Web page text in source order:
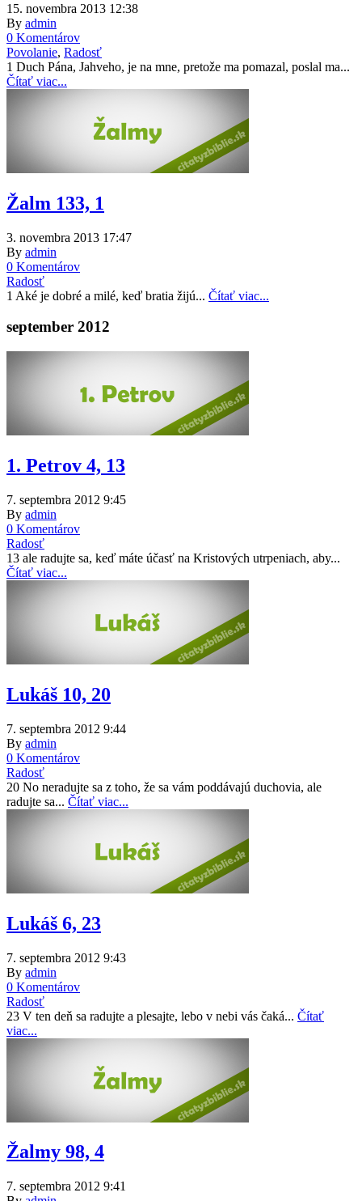
15. novembra 2013 12:38
By admin
0 Komentárov
Povolanie, Radosť
1 Duch Pána, Jahveho, je na mne, pretože ma pomazal, poslal ma...
Čítať viac...
Žalm 133, 1
3. novembra 2013 17:47
By admin
0 Komentárov
Radosť
1 Aké je dobré a milé, keď bratia žijú... Čítať viac...
september 2012
1. Petrov 4, 13
7. septembra 2012 9:45
By admin
0 Komentárov
Radosť
13 ale radujte sa, keď máte účasť na Kristových utrpeniach, aby...
Čítať viac...
Lukáš 10, 20
7. septembra 2012 9:44
By admin
0 Komentárov
Radosť
20 No neradujte sa z toho, že sa vám poddávajú duchovia, ale
radujte sa... Čítať viac...
Lukáš 6, 23
7. septembra 2012 9:43
By admin
0 Komentárov
Radosť
23 V ten deň sa radujte a plesajte, lebo v nebi vás čaká... Čítať
viac...
Žalmy 98, 4
7. septembra 2012 9:41